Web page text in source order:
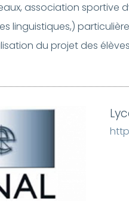
association
linguistiques,)
du projet des